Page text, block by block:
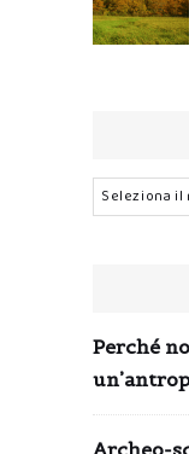
Archivi
Perché
Archeo-